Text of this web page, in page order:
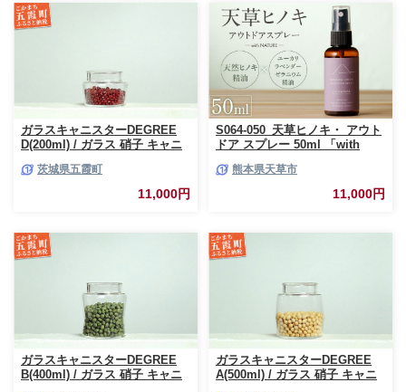
ガラスキャニスターDEGREE
D(200ml) / ガラス 硝子 キャニ
耐熱 一生もの 職人 こだわり
JIDA デザインミュージアムセ
レクション 茨城県 五霞町
茨城県五霞町
11,000円
S064-050_天草ヒノキ・ アウト
ドア スプレー 50ml 「with
熊本県天草市
11,000円
ガラスキャニスターDEGREE
B(400ml) / ガラス 硝子 キャニ
ガラスキャニスターDEGREE
A(500ml) / ガラス 硝子 キャニ